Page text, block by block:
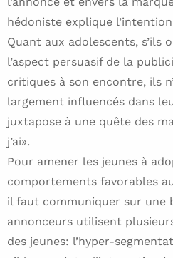
hédoniste explique
Quant aux adolescents, s’ils
l’aspect persuasif de la
critiques à son encontre, ils
largement influencés dans
juxtapose à une quête des
j’ai».
Pour amener les jeunes à
comportements favorables
il faut communiquer sur une
annonceurs utilisent
des jeunes: l’hyper-